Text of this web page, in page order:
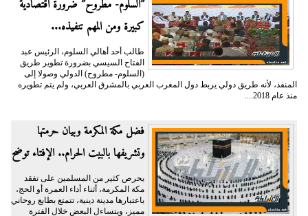
”السلوم- مطروح” ضرورة اقتصادية
كبيرة ومن المهم تنفيذه...
طالب أحد أهالي السلوم، الرئيس عبد
الفتاح السيسي بضرورة تطوير طريق
(السلوم- مطروح) الدولي وصولا إلى
المنفذ، لأنه طريق دولي يربط دول المغرب العربي بالمشرق العربي، ولم يتم تطويره
منذ عام 2018....
فضل مكة المكرمة وبيان حرمتها
وتشريفها بالبيت الحرام.. الإفتاء توضح
يحرص كثير من المسلمين على تفقد
مكة المكرمة، أثناء أداء العمرة أو الحج،
باعتبارها مدينة دينية، تتمتع بطابع روحاني
مميز، ويتساءل البعض خلال الفترة